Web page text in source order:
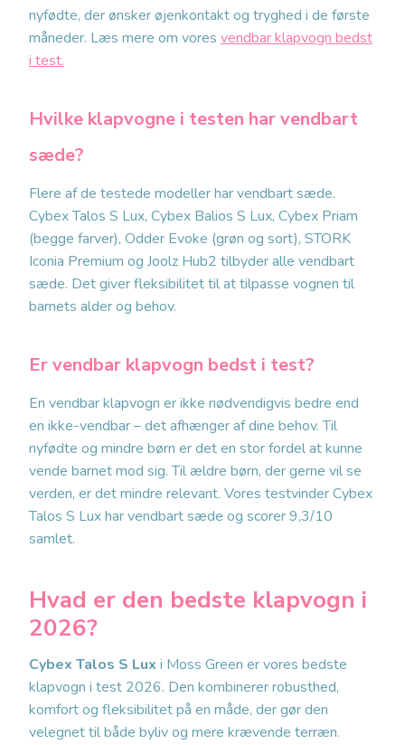
nyfødte, der ønsker øjenkontakt og tryghed i de første
måneder. Læs mere om vores vendbar klapvogn bedst
i test.
Hvilke klapvogne i testen har vendbart
sæde?
Flere af de testede modeller har vendbart sæde.
Cybex Talos S Lux, Cybex Balios S Lux, Cybex Priam
(begge farver), Odder Evoke (grøn og sort), STORK
Iconia Premium og Joolz Hub2 tilbyder alle vendbart
sæde. Det giver fleksibilitet til at tilpasse vognen til
barnets alder og behov.
Er vendbar klapvogn bedst i test?
En vendbar klapvogn er ikke nødvendigvis bedre end
en ikke-vendbar – det afhænger af dine behov. Til
nyfødte og mindre børn er det en stor fordel at kunne
vende barnet mod sig. Til ældre børn, der gerne vil se
verden, er det mindre relevant. Vores testvinder Cybex
Talos S Lux har vendbart sæde og scorer 9,3/10
samlet.
Hvad er den bedste klapvogn i
2026?
Cybex Talos S Lux i Moss Green er vores bedste
klapvogn i test 2026. Den kombinerer robusthed,
komfort og fleksibilitet på en måde, der gør den
velegnet til både byliv og mere krævende terræn.